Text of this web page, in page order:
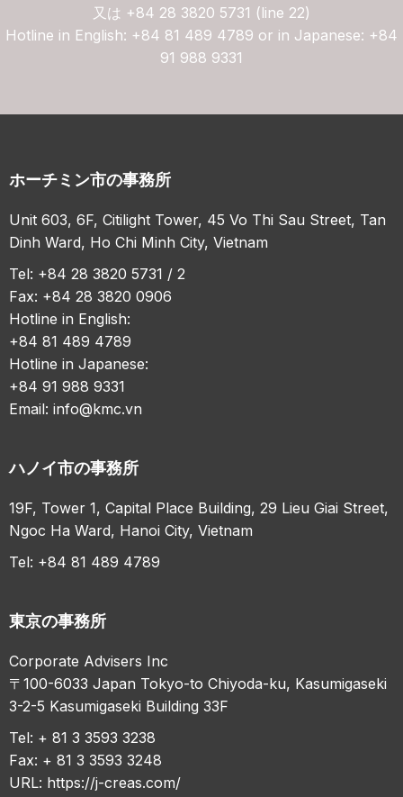
又は +84 28 3820 5731 (line 22)
Hotline in English: +84 81 489 4789 or in Japanese: +84
91 988 9331
ホーチミン市の事務所
Unit 603, 6F, Citilight Tower, 45 Vo Thi Sau Street, Tan
Dinh Ward, Ho Chi Minh City, Vietnam
Tel: +84 28 3820 5731 / 2
Fax: +84 28 3820 0906
Hotline in English:
+84 81 489 4789
Hotline in Japanese:
+84 91 988 9331
Email:info@kmc.vn
ハノイ市の事務所
19F, Tower 1, Capital Place Building, 29 Lieu Giai Street,
Ngoc Ha Ward, Hanoi City, Vietnam
Tel: +84 81 489 4789
東京の事務所
Corporate Advisers Inc
〒100-6033 Japan Tokyo-to Chiyoda-ku, Kasumigaseki
3-2-5 Kasumigaseki Building 33F
Tel: + 81 3 3593 3238
Fax: + 81 3 3593 3248
URL: https://j-creas.com/